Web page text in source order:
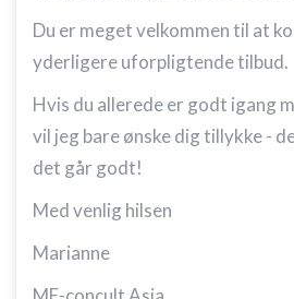
Du er meget velkommen til at
yderligere uforpligtende tilbud.
Hvis du allerede er godt igang
vil jeg bare ønske dig tillykke -
det går godt!
Med venlig hilsen
Marianne
Måle annonceringseffektivitet
Måle indholdseffektivitet
Forstå målgrupper gennem
kombinationer af oplysninger fra
kilder
indhold
IAB Special Features: